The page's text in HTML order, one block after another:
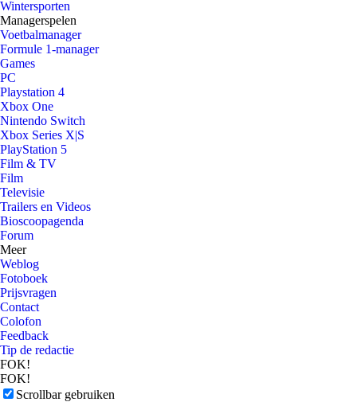
Wintersporten
Managerspelen
Voetbalmanager
Formule 1-manager
Games
PC
Playstation 4
Xbox One
Nintendo Switch
Xbox Series X|S
PlayStation 5
Film & TV
Film
Televisie
Trailers en Videos
Bioscoopagenda
Forum
Meer
Weblog
Fotoboek
Prijsvragen
Contact
Colofon
Feedback
Tip de redactie
FOK!
FOK!
Scrollbar gebruiken